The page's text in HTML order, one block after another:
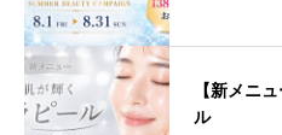
【新メニ
ル